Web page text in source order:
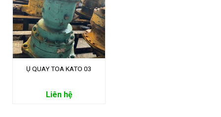
Ụ QUAY TOA KATO 03
Liên hệ